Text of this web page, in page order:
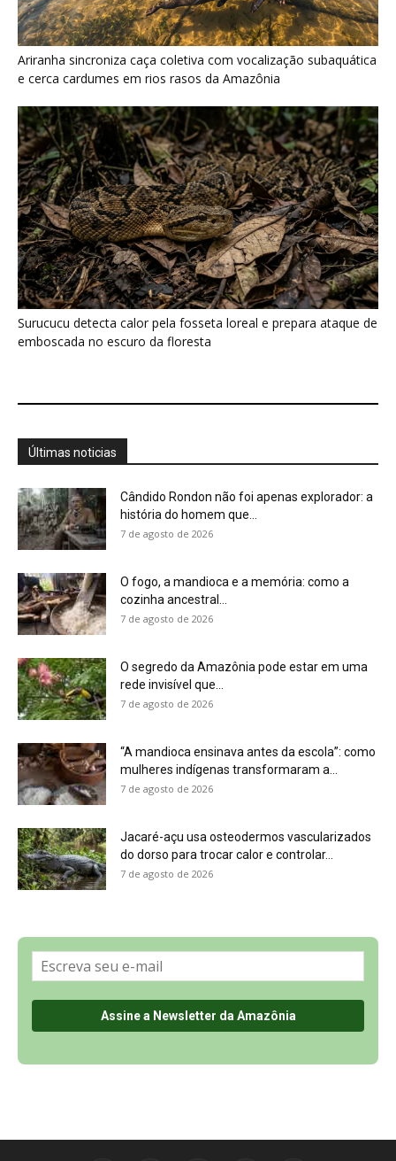
Surucucu detecta calor pela fosseta loreal e prepara ataque de
emboscada no escuro da floresta
Últimas noticias
Cândido Rondon não foi apenas explorador: a
história do homem que...
7 de agosto de 2026
O fogo, a mandioca e a memória: como a
cozinha ancestral...
7 de agosto de 2026
“A mandioca ensinava antes da escola”: como
7 de agosto de 2026
7 de agosto de 2026
Política de Privacidade, LGPD e RGPD
Últimas Notícias
🌎 Español
©